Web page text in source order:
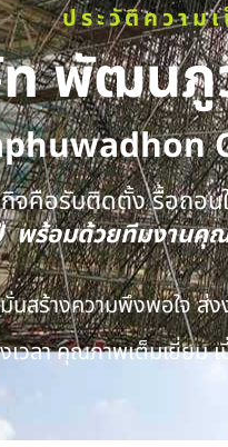
ประวัติความ
พัฒนภู
กิจคือรับติดตั้ง รื้อถ
พร้อมด้วยทีมงาน
นสร้างความพึงพอใจ ส่
วลา คุณภาพเต็มเยี่ยม